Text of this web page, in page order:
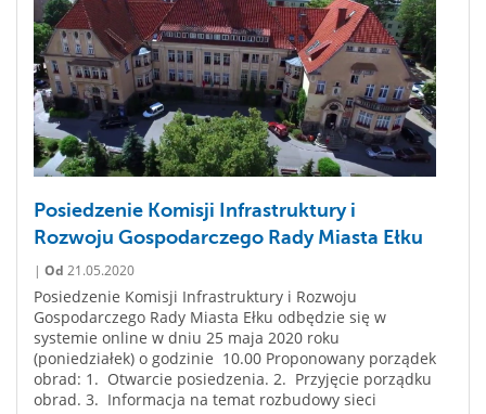
Posiedzenie Komisji Infrastruktury i
Rozwoju Gospodarczego Rady Miasta Ełku
| Od 21.05.2020
Posiedzenie Komisji Infrastruktury i Rozwoju
Gospodarczego Rady Miasta Ełku odbędzie się w
systemie online w dniu 25 maja 2020 roku
(poniedziałek) o godzinie 10.00 Proponowany porządek
obrad: 1. Otwarcie posiedzenia. 2. Przyjęcie porządku
obrad. 3. Informacja na temat rozbudowy sieci